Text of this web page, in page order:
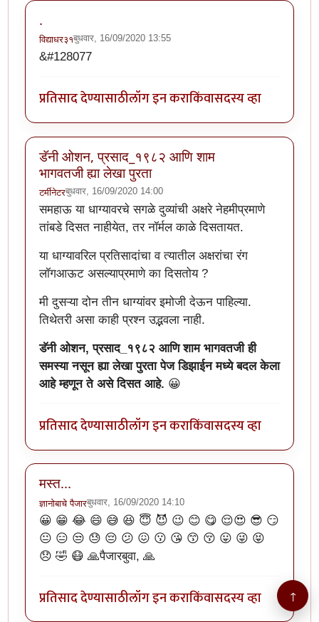
.
विद्याधर३१बुधवार, 16/09/2020 13:55
&#128077
प्रतिसाद देण्यासाठीलॉग इन कराकिंवासदस्य व्हा
डॅनी ओशन, प्रसाद_१९८२ आणि शाम
भागवतजी ह्या लेखा पुरता
टर्मीनेटरबुधवार, 16/09/2020 14:00
समहाऊ या धाग्यावरचे सगळे दुव्यांची अक्षरे नेहमीप्रमाणे
तांबडे दिसत नाहीयेत, तर नॉर्मल काळे दिसतायत.
या धाग्यावरिल प्रतिसादांचा व त्यातील अक्षरांचा रंग
लॉगआऊट असल्याप्रमाणे का दिसतोय ?
मी दुसऱ्या दोन तीन धाग्यांवर इमोजी देऊन पाहिल्या.
तिथेतरी असा काही प्रश्न उद्भवला नाही.
डॅनी ओशन, प्रसाद_१९८२ आणि शाम भागवतजी ही
समस्या नसून ह्या लेखा पुरता पेज डिझाईन मध्ये बदल केला
आहे म्हणून ते असे दिसत आहे. 😀
प्रतिसाद देण्यासाठीलॉग इन कराकिंवासदस्य व्हा
मस्त...
ज्ञानोबाचे पैजारबुधवार, 16/09/2020 14:10
😀 😁 😂 😄 😅 😆 😇 😈 😉 😊 😋 😌😍 😎 😏
😐 😑 😒 😓 😔 😕 😖 😗 😘 😙 😚 😛 😜 😝
😞 🤣 😷 🙏पैजारबुवा, 🙏
प्रतिसाद देण्यासाठीलॉग इन कराकिंवासदस्य व्हा ↑